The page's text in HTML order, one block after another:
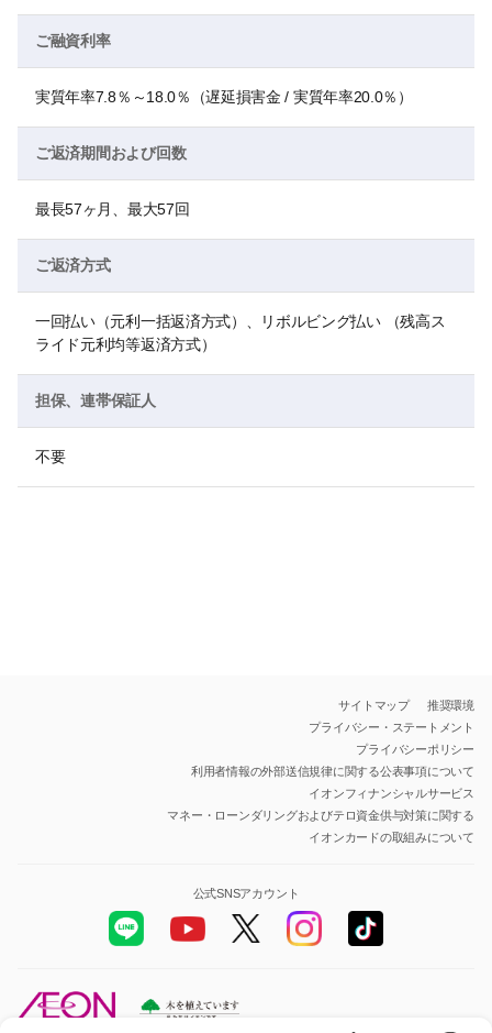
ご融資利率
実質年率7.8％～18.0％（遅延損害金 / 実質年率20.0％）
ご返済期間および回数
最長57ヶ月、最大57回
ご返済方式
一回払い（元利一括返済方式）、リボルビング払い （残高ス
ライド元利均等返済方式）
担保、連帯保証人
不要
サイトマップ
推奨環境
プライバシー・ステートメント
プライバシーポリシー
利用者情報の外部送信規律に関する公表事項について
イオンフィナンシャルサービス
マネー・ローンダリングおよびテロ資金供与対策に関する
イオンカードの取組みについて
公式SNSアカウント